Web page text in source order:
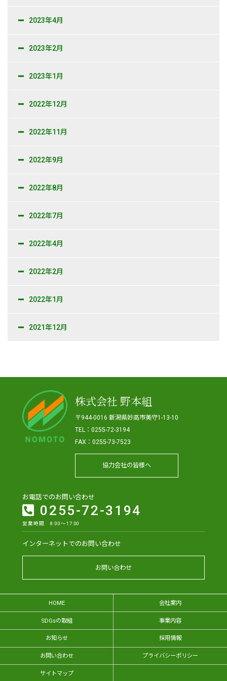
2023年4月
2023年2月
2023年1月
2022年12月
2022年11月
2022年9月
2022年8月
2022年7月
2022年4月
2022年2月
2022年1月
2021年12月
株式会社 野本組
〒944-0016 新潟県妙高市美守1-13-10
TEL：0255-72-3194
FAX：0255-73-7523
協力会社の皆様へ
お電話でのお問い合わせ
0255-72-3194
営業時間 8:00～17:00
インターネットでのお問い合わせ
お問い合わせ
HOME 会社案内
SDGsの取組 事業内容
お知らせ 採用情報
お問い合わせ プライバシーポリシー
サイトマップ